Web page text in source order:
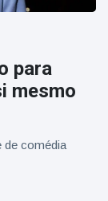
para
mesmo
de comédia